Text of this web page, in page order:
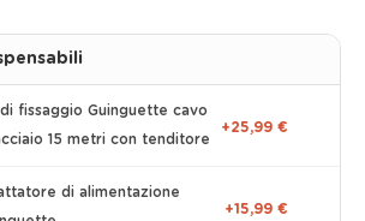
fissaggio Guinguette cavo
15 metri con tenditore
+25,99 €
di alimentazione
+15,99 €